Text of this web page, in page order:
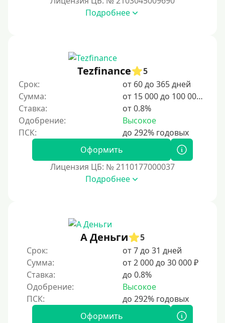
2 недели
15 дней
20 дней
21 день
На месяц
30 дней без процентов
4 месяца
5 месяцев
На полгода
180 дней
Подробнее
Tezfinance
5
Срок:
от 60 до 365 дней
Сумма:
от 15 000 до 100 000 ₽
Ставка:
от 0.8%
Одобрение:
Высокое
Оформить
Лицензия ЦБ: № 2110177000037
Подробнее
А Деньги
5
Срок:
от 7 до 31 дней
Сумма:
от 2 000 до 30 000 ₽
Ставка:
до 0.8%
Одобрение:
Высокое
Оформить